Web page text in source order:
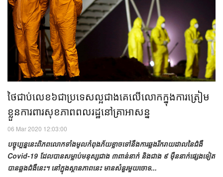
ថៃជាប់លេខ៦ជាប្រទេសល្អជាងគេលើលោកក្នុងការត្រៀម
ខ្លួនការពារសុខភាពពលរដ្ឋនៅគ្រាអាសន្ន
06 Mar 2020 12:03:00
បច្ចុប្បន្ននេះពិភពលោកទាំងមូលកំពុងភ័យខ្លាចទៅនឹងការឆ្លងរីករាយដាលនៃជំងឺ
Covid-19 ដែលបានសម្លាប់មនុស្សជាង ៣ពាន់នាក់ និងជាង ៩ ម៉ឺននាក់ផ្សេងទៀត
បានឆ្លងជំងឺនេះ។ នៅក្នុងស្ថានភាពនេះ មានសំនួរមួយចោទ...